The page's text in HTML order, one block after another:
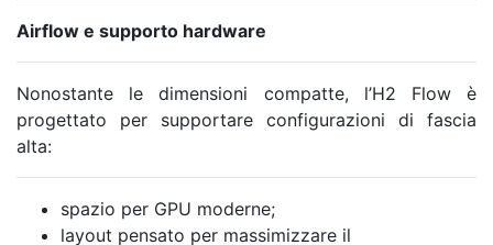
Airflow e supporto hardware
Nonostante le dimensioni compatte, l’H2 Flow è
progettato per supportare configurazioni di fascia
alta:
spazio per GPU moderne;
layout pensato per massimizzare il